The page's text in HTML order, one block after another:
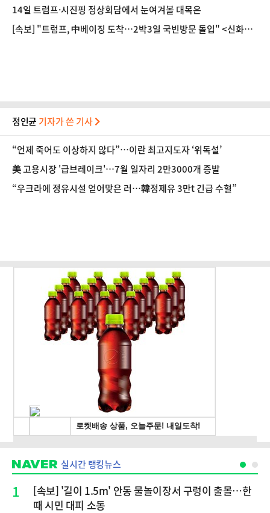
14일 트럼프·시진핑 정상회담에서 눈여겨볼 대목은
[속보] "트럼프, 中베이징 도착…2박3일 국빈방문 돌입" <신화통
정인균 기자가 쓴 기사
“언제 죽어도 이상하지 않다”…이란 최고지도자 ‘위독설’
美 고용시장 '급브레이크'…7월 일자리 2만3000개 증발
“우크라에 정유시설 얻어맞은 러…韓정제유 3만t 긴급 수혈”
실시간 랭킹뉴스
1
[속보] '길이 1.5m' 안동 물놀이장서 구렁이 출몰…한
때 시민 대피 소동